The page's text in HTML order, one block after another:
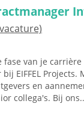
fase van je carrière
EIFFEL Projects.
en
collega's. Bij